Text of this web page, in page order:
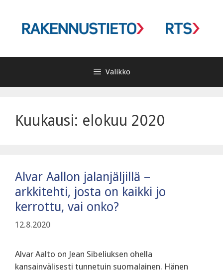
Valikko
Kuukausi: elokuu 2020
Alvar Aallon jalanjäljillä –
arkkitehti, josta on kaikki jo
kerrottu, vai onko?
12.8.2020
Alvar Aalto on Jean Sibeliuksen ohella
kansainvälisesti tunnetuin suomalainen. Hänen